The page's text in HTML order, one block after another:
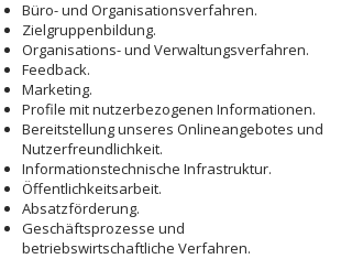
Büro- und Organisationsverfahren.
Zielgruppenbildung.
Organisations- und Verwaltungsverfahren.
Feedback.
Marketing.
Profile mit nutzerbezogenen Informationen.
Bereitstellung unseres Onlineangebotes und
Nutzerfreundlichkeit.
Informationstechnische Infrastruktur.
Öffentlichkeitsarbeit.
Absatzförderung.
Geschäftsprozesse und
betriebswirtschaftliche Verfahren.